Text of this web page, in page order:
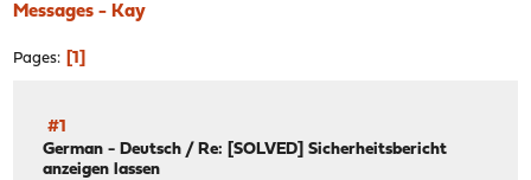
Messages - Kay
Pages 1
#1
German - Deutsch / Re: [SOLVED] Sicherheitsbericht
anzeigen lassen